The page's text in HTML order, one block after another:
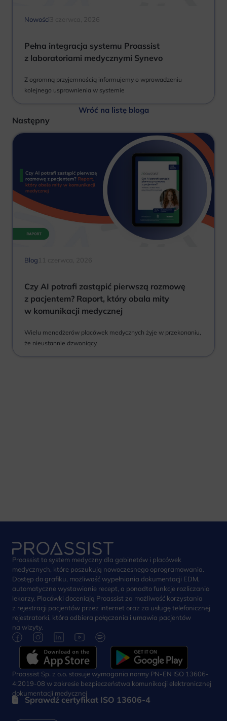
Nowości 3 czerwca, 2026
Pełna integracja systemu Proassist
z laboratoriami medycznymi Synevo
Z ogromną przyjemnością informujemy o wprowadzeniu
kolejnego usprawnienia w systemie
Wróć na listę bloga
Następny
Blog 11 czerwca, 2026
Czy AI potrafi zastąpić pierwszą rozmowę
z pacjentem? Raport, który obala mity
w komunikacji medycznej
Wielu menedżerów placówek medycznych żyje w przekonaniu,
że nieustannie dzwoniący
Proassist to system medyczny dla gabinetów i placówek
medycznych, które poszukują nowoczesnego oprogramowania.
Dostęp do grafiku, możliwość wypełniania dokumentacji EDM,
automatyczne wystawianie recept, a ponadto funkcje rozliczania
lekarzy. Placówki doceniają Proassist za możliwość korzystania
z rejestracji pacjentów przez internet oraz za usługę telefonicznej
rejestratorki, która odbiera połączania i umawia pacjentów
na wizyty.
Proassist Sp. z o.o. stosuje wymagania normy PN-EN ISO 13606-
4:2019-08 w zakresie bezpieczeństwa komunikacji elektronicznej
dokumentacji medycznej
Sprawdź certyfikat ISO 13606-4